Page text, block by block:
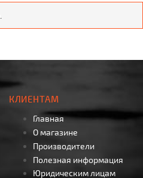
КЛИЕНТАМ
Главная
О магазине
Производители
Полезная информация
Юридическим лицам